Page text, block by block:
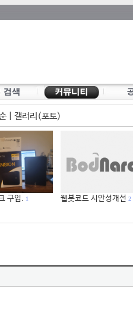
| 갤러리(포토)
구입. 1 웹봇코드 시안성개선 2